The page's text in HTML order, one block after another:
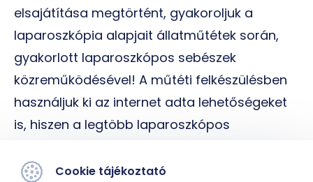
elsajátítása megtörtént, gyakoroljuk a
laparoszkópia alapjait állatműtétek során,
gyakorlott laparoszkópos sebészek
közreműködésével! A műtéti felkészülésben
használjuk ki az internet adta lehetőségeket
is, hiszen a legtöbb laparoszkópos
világhálón. A felkészülésünk során kitűnő
Cookie tájékoztató